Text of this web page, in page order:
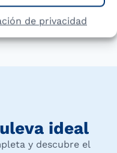
de privacidad
ideal
y descubre el